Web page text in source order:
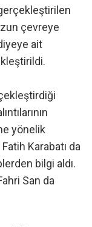
çevreye
ait
yönelik
Karabatı da
bilgi aldı.
San da